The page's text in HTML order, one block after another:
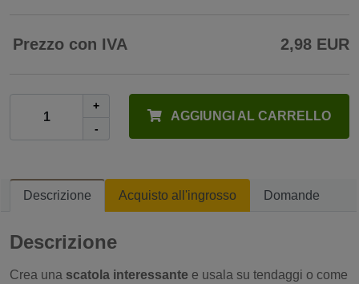
Prezzo con IVA 2,98 EUR
+
-
AGGIUNGI AL CARRELLO
Descrizione Acquisto all'ingrosso Domande
Descrizione
Crea una scatola interessante e usala su tendaggi o come